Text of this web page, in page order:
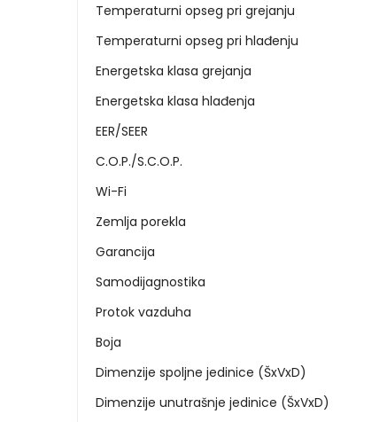
Temperaturni opseg pri grejanju
Temperaturni opseg pri hlađenju
Energetska klasa grejanja
Energetska klasa hlađenja
EER/SEER
C.O.P./S.C.O.P.
Wi-Fi
Zemlja porekla
Garancija
Samodijagnostika
Protok vazduha
Boja
Dimenzije spoljne jedinice (ŠxVxD)
Dimenzije unutrašnje jedinice (ŠxVxD)